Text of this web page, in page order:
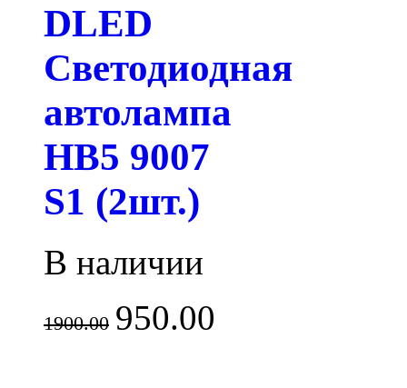
DLED
Светодиодная
автолампа
HB5 9007
S1 (2шт.)
В наличии
1900.00 950.00